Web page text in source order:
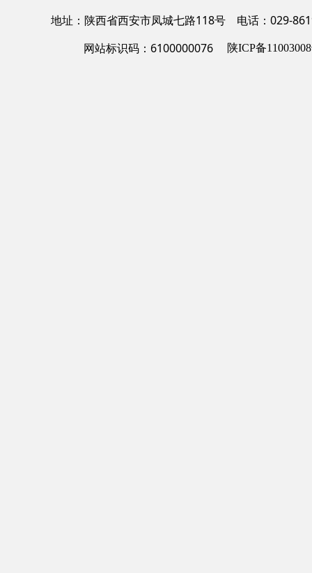
地址：陕西省西安市凤城七路118号 电话：029-
网站标识码：6100000076
陕ICP备